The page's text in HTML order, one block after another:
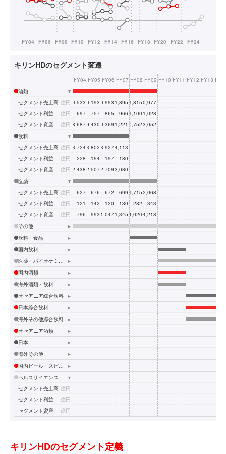
キリンHDのセグメント変遷
FY04 FY05 FY06 FY07 FY08 FY09 FY10 FY11 FY12 FY13
酒類
▾
セグメント売上高 億円10,53310,19310,99311,89511,81510,977
セグメント利益
億円 697 757 865 966 1,100 1,028
セグメント資産
億円 8,6879,43010,36911,22110,75213,052
飲料
▾
セグメント売上高 億円 3,7243,802 3,9274,113
セグメント利益
億円 228 194 197
180
セグメント資産
億円 2,438 2,5072,709 3,080
医薬
▾
セグメント売上高 億円 627 676 672 699 1,715 2,068
セグメント利益
億円 121 142 120 130 282
343
セグメント資産
億円 796 993 1,0471,345 4,020 4,218
その他
▸
飲料・食品
▸
国内飲料
▸
▸
国内酒類
▸
海外酒類・飲料
▸
オセアニア綜合飲料
▸
日本綜合飲料
▸
海外その他綜合飲料
▸
オセアニア酒類
▸
日本
▸
海外その他
▸
▸
ヘルスサイエンス
▾
セグメント売上高 億円
セグメント利益
億円
セグメント資産
億円
キリンHDのセグメント定義